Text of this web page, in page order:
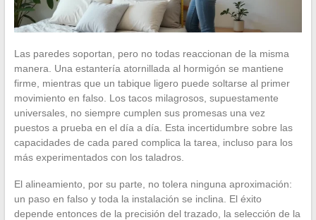
Las paredes soportan, pero no todas reaccionan de la misma
manera. Una estantería atornillada al hormigón se mantiene
firme, mientras que un tabique ligero puede soltarse al primer
movimiento en falso. Los tacos milagrosos, supuestamente
universales, no siempre cumplen sus promesas una vez
puestos a prueba en el día a día. Esta incertidumbre sobre las
capacidades de cada pared complica la tarea, incluso para los
más experimentados con los taladros.
El alineamiento, por su parte, no tolera ninguna aproximación:
un paso en falso y toda la instalación se inclina. El éxito
depende entonces de la precisión del trazado, la selección de la